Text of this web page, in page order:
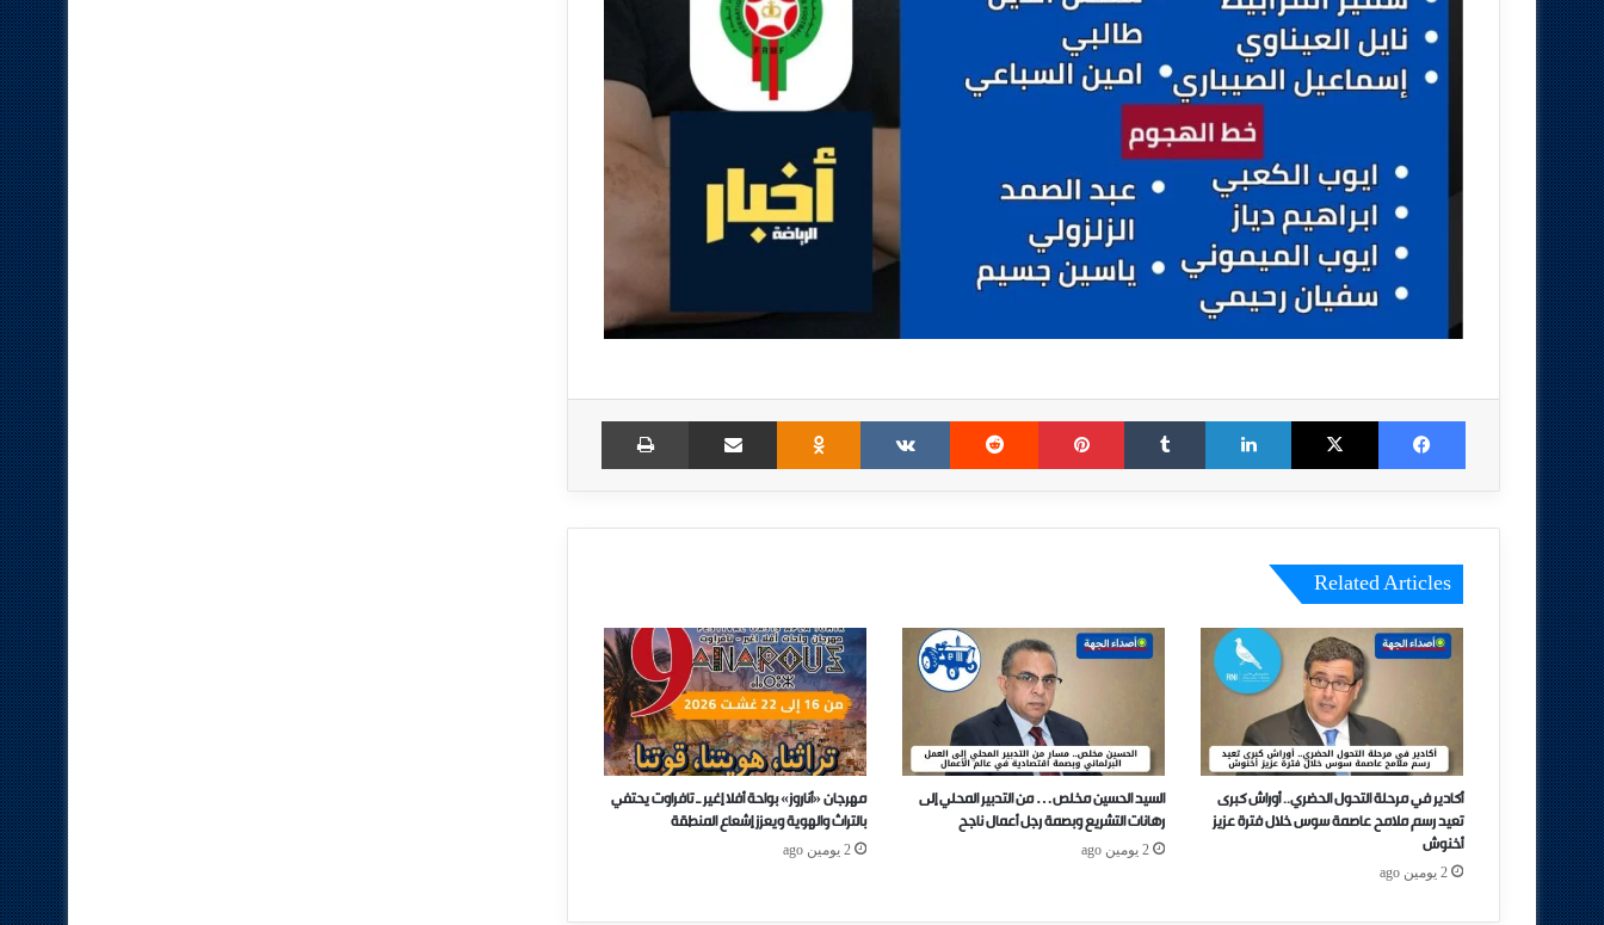
Facebook
X
LinkedIn
Tumblr
Pinterest
Reddit
VKontakte
Odnoklassniki
Share via Email
Print
Related Articles
أكادير في مرحلة التحول الحضري.. أوراش كبرى
تعيد رسم ملامح عاصمة سوس خلال فترة عزيز
أخنوش
2 يومين ago
السيد الحسين مخلص… من التدبير المحلي إلى
رهانات التشريع وبصمة رجل أعمال ناجح
2 يومين ago
مهرجان «أناروز» بواحة أفلا إغير ـ تافراوت يحتفي
بالتراث والهوية ويعزز إشعاع المنطقة
2 يومين ago